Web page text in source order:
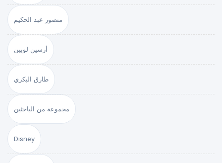
منصور عبد الحكيم
أرسين لوبين
طارق البكري
مجموعة من الباحثين
Disney